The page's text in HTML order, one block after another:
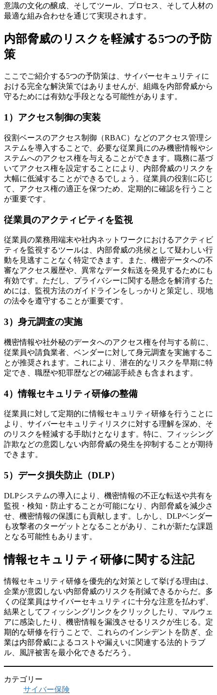
意識の文化の醸成、そしてツール、プロセス、そして人材の
最適な組み合わせを通じて実現されます。
内部脅威のリスクを軽減する5つの予防
策
ここでご紹介する5つの予防策は、サイバーセキュリティに
おける完全な解決策ではありませんが、組織を内部脅威から
守るためには有効な手段となる可能性があります。
1）アクセス制御の実装
役割ベースのアクセス制御（RBAC）などのアクセス管理シ
ステムを導入することで、必要な従業員にのみ機密情報やシ
ステムへのアクセス権を与えることができます。職務に基づ
いてアクセス権を設定することにより、内部脅威のリスクを
大幅に低減することができるでしょう。従業員の役割に応じ
て、アクセス権の適正を保つため、定期的に確認を行うこと
が重要です。
従業員のアクティビティを監視
従業員の業務用端末や社内ネットワークにおけるアクティビ
ティを監視するツールは、内部脅威の兆候として疑わしい行
動を見逃すことなく特定できます。また、機密データへの不
審なアクセス履歴や、異常なデータ転送を発見するためにも
有効です。ただし、プライバシーに関する懸念を解消するた
めには、監視方法のガイドラインをしっかりと策定し、現地
の法令を遵守することが重要です。
3）身元調査の実施
機密情報や社外秘のデータへのアクセス権を付与する前に、
従業員や請負業者、ベンダーに対して身元調査を実施するこ
とが推奨されます。これにより、潜在的なリスクを早期に特
定でき、職歴や犯罪歴などの確認手続きも含まれます。
4）情報セキュリティ研修の整備
従業員に対して定期的に情報セキュリティ研修を行うことに
より、サイバーセキュリティリスクに対する理解を深め、そ
のリスクを軽減する手助けとなります。特に、フィッシング
詐欺などの意図しない内部脅威の発生を抑制することが期待
できます。
5）データ損失防止（DLP）
DLPシステムの導入により、機密情報の不正な転送や共有を
監視・検知・防止することが可能になり、内部脅威を減少さ
せ、機密情報の保護にも貢献します。しかし、DLPベンダー
も攻撃者のターゲットとなることがあり、これが新たな課題
となる可能性もあります。
情報セキュリティ研修に関する注記
情報セキュリティ研修を優先的な対策として挙げる理由は、
企業が意図しない内部脅威のリスクを削減できるからだ。多
くの従業員はサイバーセキュリティに十分な注意を払わず、
結果としてフィッシングリンクをクリックしたり、マルウェ
アに感染したり、機密情報を漏洩させるリスクが生じる。定
期的な研修を行うことで、これらのインシデントを防ぎ、企
業は内部脅威によるコストや漏えいに関連する法的トラブ
ル、風評被害を最小化できるだろう。
カテゴリー
サイバー保険